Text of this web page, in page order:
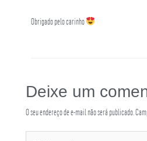
Obrigado pelo carinho
Deixe um
O seu endereço de e-mail não será publicado.